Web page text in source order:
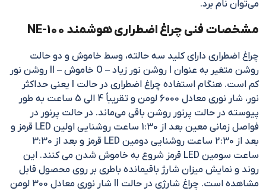
می‌توان نام برد.
مشخصات فنی چراغ اضطراری هوشمند NE-100
چراغ اضطراری دارای کلید سه حالته، وسط خاموش و دو حالت
روشن متغیر به عنوان I روشن نور زیاد – O خاموش – II روشن نور
کم است. هنگام استفاده چراغ اضطراری در حالت I یعنی حداکثر
نور، شار نوری معادل 6000 لومن و تقریباً 4 الی 5 ساعت به طور
پیوسته در حالت پرنور روشن باقی می‌ماند. در حالت پرنور در
فواصل زمانی معین بعد از 1:30 ساعت روشنایی اولین LED قرمز و
بعد از 2:30 ساعت روشنایی دومین LED قرمز و بعد از 3:30
ساعت سومین LED قرمز شروع به خاموش شدن می کنند. این
روند و نمایش میزان شارژ باقیمانده باطری بر روی محصول قابل
مشاهده است. چراغ شارژی در حالت II شار نوری معادل 300 لومن